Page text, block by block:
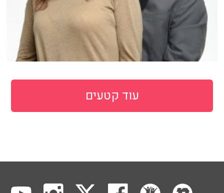
עוד קטעים